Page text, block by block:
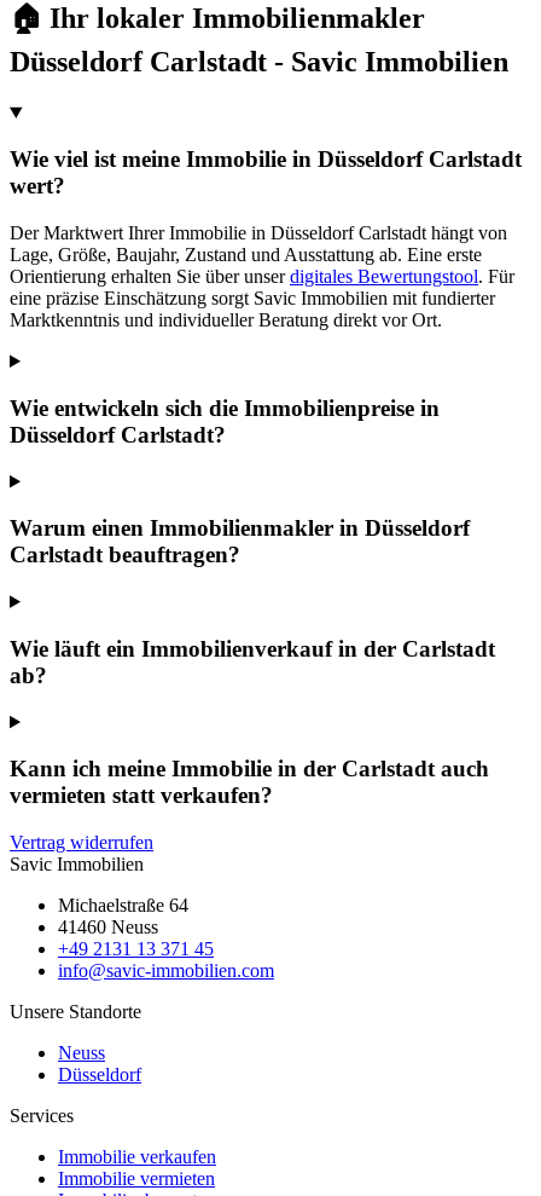
🏠 Ihr lokaler Immobilienmakler
Düsseldorf Carlstadt - Savic Immobilien
Wie viel ist meine Immobilie in Düsseldorf Carlstadt
wert?
Der Marktwert Ihrer Immobilie in Düsseldorf Carlstadt hängt von
Lage, Größe, Baujahr, Zustand und Ausstattung ab. Eine erste
Orientierung erhalten Sie über unserdigitales Bewertungstool. Für
eine präzise Einschätzung sorgt Savic Immobilien mit fundierter
Marktkenntnis und individueller Beratung direkt vor Ort.
Wie entwickeln sich die Immobilienpreise in
Düsseldorf Carlstadt?
Warum einen Immobilienmakler in Düsseldorf
Carlstadt beauftragen?
Wie läuft ein Immobilienverkauf in der Carlstadt
ab?
Kann ich meine Immobilie in der Carlstadt auch
vermieten statt verkaufen?
Vertrag widerrufen
Savic Immobilien
Michaelstraße 64
41460 Neuss
+49 2131 13 371 45
info@savic-immobilien.com
Unsere Standorte
Neuss
Düsseldorf
Services
Immobilie verkaufen
Immobilie vermieten